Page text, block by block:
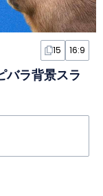
15 16:9
バラ背景スラ